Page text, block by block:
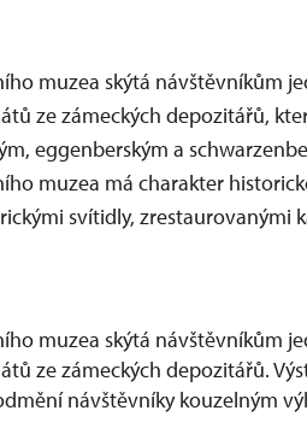
muzea skýtá návštěvníkům
ze zámeckých depozitářů,
eggenberským a
muzea má charakter
svítidly, zrestaurovanými
muzea skýtá návštěvníkům
ze zámeckých depozitářů.
návštěvníky kouzelným